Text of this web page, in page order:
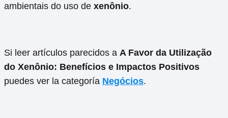
ambientais do uso de xenônio.
Si leer artículos parecidos a A Favor da Utilização
do Xenônio: Benefícios e Impactos Positivos
puedes ver la categoría Negócios.